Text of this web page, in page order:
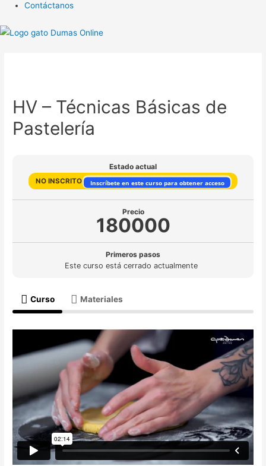
Contáctanos
HV – Técnicas Básicas de
Pastelería
Estado actual
NO INSCRITO Inscríbete en este curso para obtener acceso
Precio
180000
Primeros pasos
Este curso está cerrado actualmente
Curso Materiales